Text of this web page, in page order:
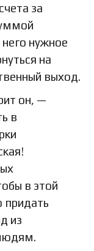
за
нужное
на
выход.
он, —
в
в этой
придать
из